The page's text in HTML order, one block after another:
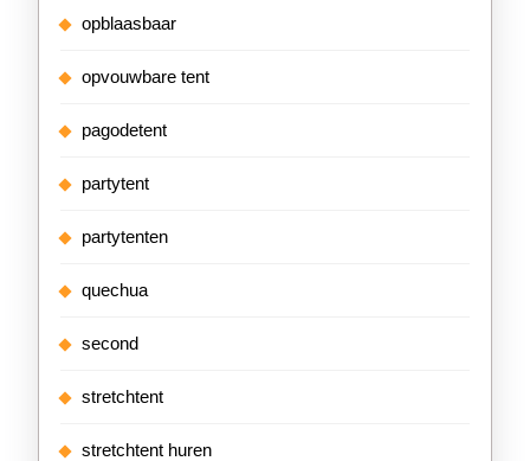
opblaasbaar
opvouwbare tent
pagodetent
partytent
partytenten
quechua
second
stretchtent
stretchtent huren